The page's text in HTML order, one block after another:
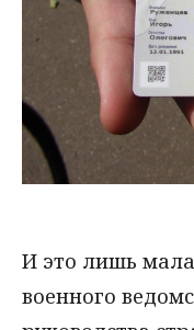
И это лишь
военного